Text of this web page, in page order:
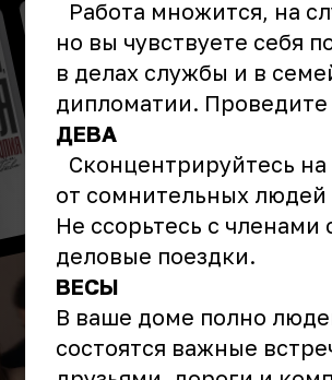
Работа множится, на
но вы чувствуете себя
в делах службы и в
дипломатии.
ДЕВА
Сконцентрируйтесь
от сомнительных людей
Не ссорьтесь с
деловые поездки.
ВЕСЫ
В ваше доме полно
состоятся важные